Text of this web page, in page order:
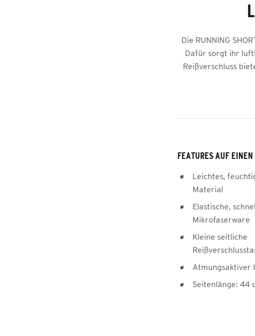
Die RUNNING
Dafür sorgt ihr
Reißverschluss
FEATURES AUF
Leichtes,
Material
Elastische,
Mikrofaserware
Kleine seitliche
Atmungsaktiver
Seitenlänge: 44